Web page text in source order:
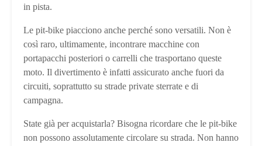
in pista.
Le pit-bike piacciono anche perché sono versatili. Non è
così raro, ultimamente, incontrare macchine con
portapacchi posteriori o carrelli che trasportano queste
moto. Il divertimento è infatti assicurato anche fuori da
circuiti, soprattutto su strade private sterrate e di
campagna.
State già per acquistarla? Bisogna ricordare che le pit-bike
non possono assolutamente circolare su strada. Non hanno